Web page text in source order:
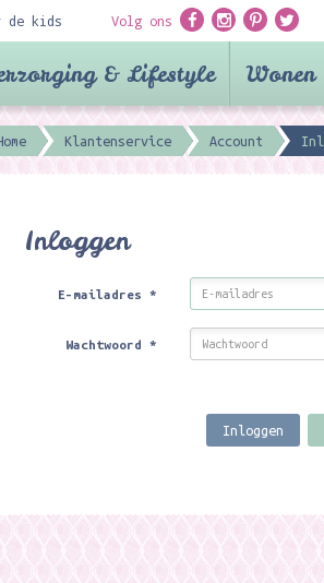
de kids Volg ons
& Lifestyle Wonen
Klantenservice Account
Inloggen
E-mailadres*
Wachtwoord*
Inloggen